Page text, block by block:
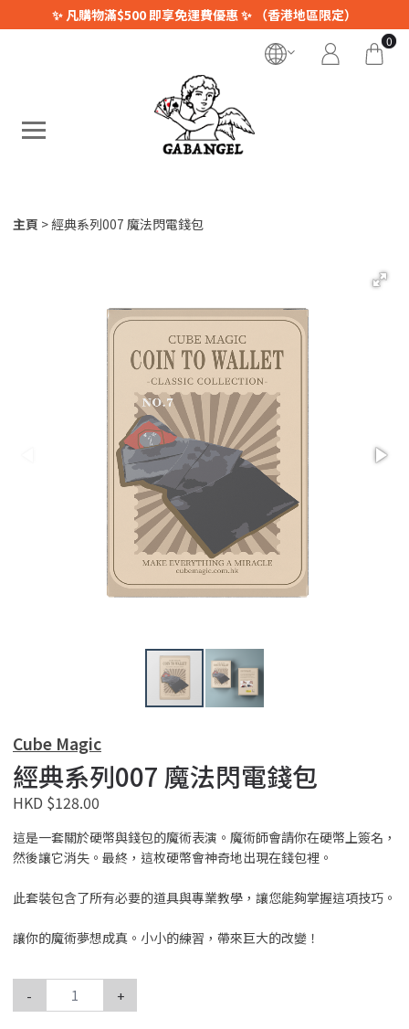
✨ 凡購物滿$500 即享免運費優惠 ✨ （香港地區限定）
0
主頁 經典系列007 魔法閃電錢包
Cube Magic
經典系列007 魔法閃電錢包
HKD $128.00
這是一套關於硬幣與錢包的魔術表演。魔術師會請你在硬幣上簽名，
然後讓它消失。最終，這枚硬幣會神奇地出現在錢包裡。
此套裝包含了所有必要的道具與專業教學，讓您能夠掌握這項技巧。
讓你的魔術夢想成真。小小的練習，帶來巨大的改變！
- +